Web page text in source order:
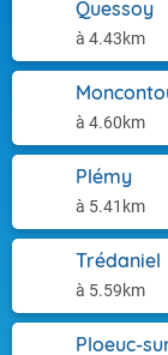
Quessoy
à 4.43km
à 4.60km
Plémy
à 5.41km
Trédaniel
à 5.59km
Ploeuc-